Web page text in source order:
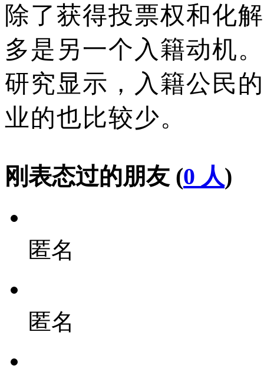
除了获得投票权和化
多是另一个入籍动机。
研究显示，入籍公民
业的也比较少。
刚表态过的朋友 (0 人)
匿名
匿名